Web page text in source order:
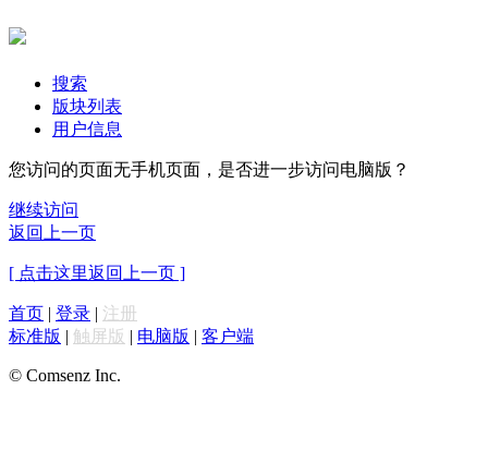
搜索
版块列表
用户信息
您访问的页面无手机页面，是否进一步访问电脑版？
继续访问
返回上一页
[ 点击这里返回上一页 ]
首页 | 登录 | 注册
标准版 | 触屏版 | 电脑版 | 客户端
© Comsenz Inc.